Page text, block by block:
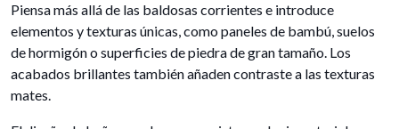
Piensa más allá de las baldosas corrientes e introduce
elementos y texturas únicas, como paneles de bambú, suelos
de hormigón o superficies de piedra de gran tamaño. Los
acabados brillantes también añaden contraste a las texturas
mates.